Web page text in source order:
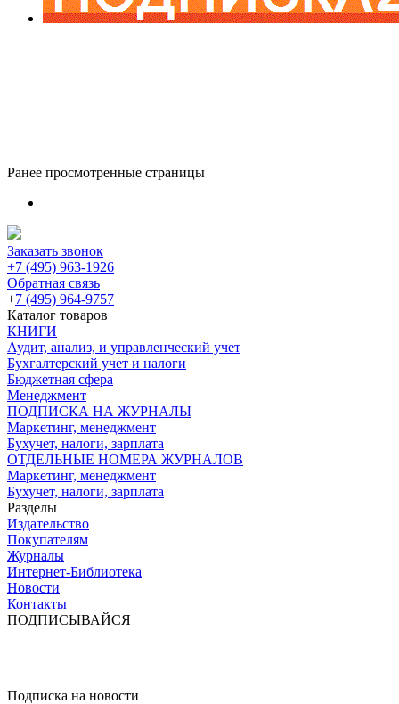
Ранее просмотренные страницы
Заказать звонок
+7 (495) 963-1926
Обратная связь
+7 (495) 964-9757
Каталог товаров
КНИГИ
Аудит, анализ, и управленческий учет
Бухгалтерский учет и налоги
Бюджетная сфера
Менеджмент
ПОДПИСКА НА ЖУРНАЛЫ
Маркетинг, менеджмент
Бухучет, налоги, зарплата
ОТДЕЛЬНЫЕ НОМЕРА ЖУРНАЛОВ
Маркетинг, менеджмент
Бухучет, налоги, зарплата
Разделы
Издательство
Покупателям
Журналы
Интернет-Библиотека
Новости
Контакты
ПОДПИСЫВАЙСЯ
Подписка на новости